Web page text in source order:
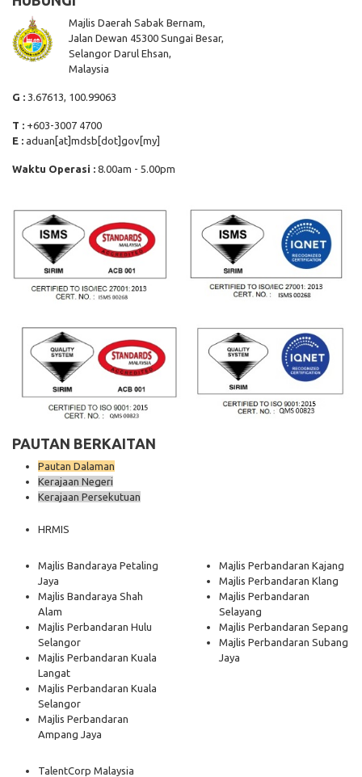
Majlis Daerah Sabak Bernam,
Jalan Dewan 45300 Sungai Besar,
Selangor Darul Ehsan,
Malaysia
G : 3.67613, 100.99063
T : +603-3007 4700
E : aduan[at]mdsb[dot]gov[my]
Waktu Operasi : 8.00am - 5.00pm
PAUTAN BERKAITAN
Pautan Dalaman
Kerajaan Negeri
Kerajaan Persekutuan
HRMIS
Majlis Bandaraya Petaling
Jaya
Majlis Bandaraya Shah
Alam
Majlis Perbandaran Hulu
Selangor
Majlis Perbandaran Kuala
Langat
Majlis Perbandaran Kuala
Selangor
Majlis Perbandaran
Ampang Jaya
Majlis Perbandaran Kajang
Majlis Perbandaran Klang
Majlis Perbandaran
Selayang
Majlis Perbandaran Sepang
Majlis Perbandaran Subang
Jaya
TalentCorp Malaysia